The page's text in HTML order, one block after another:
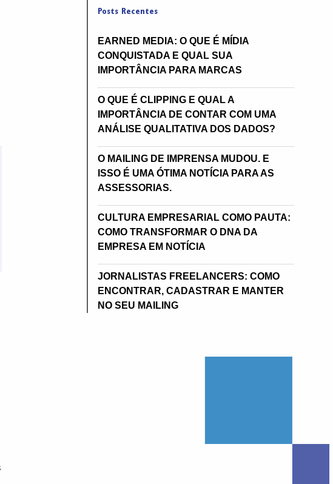
Posts Recentes
EARNED MEDIA: O QUE É MÍDIA
CONQUISTADA E QUAL SUA
IMPORTÂNCIA PARA MARCAS
O QUE É CLIPPING E QUAL A
IMPORTÂNCIA DE CONTAR COM UMA
ANÁLISE QUALITATIVA DOS DADOS?
O MAILING DE IMPRENSA MUDOU. E
ISSO É UMA ÓTIMA NOTÍCIA PARA AS
ASSESSORIAS.
CULTURA EMPRESARIAL COMO PAUTA:
COMO TRANSFORMAR O DNA DA
EMPRESA EM NOTÍCIA
JORNALISTAS FREELANCERS: COMO
ENCONTRAR, CADASTRAR E MANTER
NO SEU MAILING